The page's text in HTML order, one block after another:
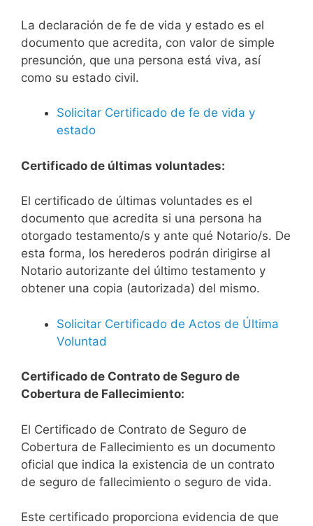
La declaración de fe de vida y estado es el
documento que acredita, con valor de simple
presunción, que una persona está viva, así
como su estado civil.
Solicitar Certificado de fe de vida y
estado
Certificado de últimas voluntades:
El certificado de últimas voluntades es el
documento que acredita si una persona ha
otorgado testamento/s y ante qué Notario/s. De
esta forma, los herederos podrán dirigirse al
Notario autorizante del último testamento y
obtener una copia (autorizada) del mismo.
Solicitar Certificado de Actos de Última
Voluntad
Certificado de Contrato de Seguro de
Cobertura de Fallecimiento:
El Certificado de Contrato de Seguro de
Cobertura de Fallecimiento es un documento
oficial que indica la existencia de un contrato
de seguro de fallecimiento o seguro de vida.
Este certificado proporciona evidencia de que